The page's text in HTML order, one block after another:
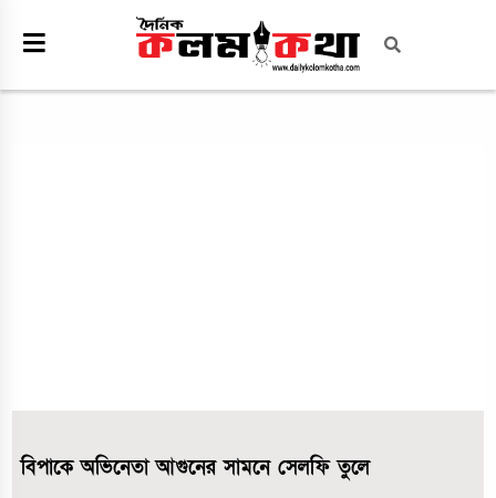
বিপাকে অভিনেতা আগুনের সামনে সেলফি তুলে